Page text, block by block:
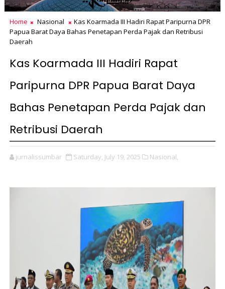
Home Nasional
Kas Koarmada III Hadiri Rapat Paripurna DPR
Papua Barat Daya Bahas Penetapan Perda Pajak dan Retribusi
Daerah
Kas Koarmada III Hadiri Rapat
Paripurna DPR Papua Barat Daya
Bahas Penetapan Perda Pajak dan
Retribusi Daerah
jurnalissumbar Saturday, July 19, 2025 Nasional,